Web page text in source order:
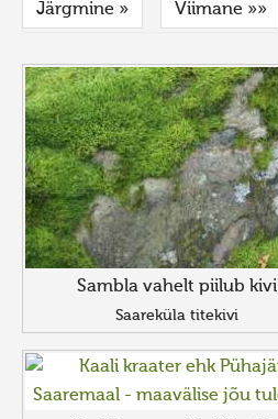
Järgmine » Viimane »»
Sambla vahelt piilub kivi
Saareküla titekivi